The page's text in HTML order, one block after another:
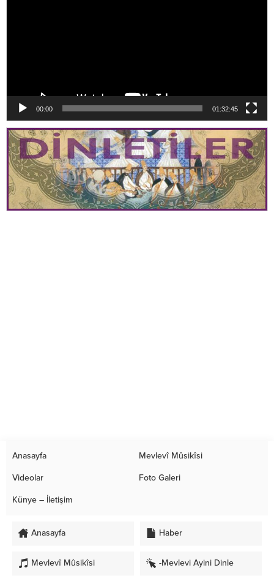
00:00 01:32:45
Anasayfa Mevlevî Mûsikîsi
Videolar Foto Galeri
Künye – İletişim
Anasayfa Haber
Mevlevî Mûsikîsi -Mevlevi Ayini Dinle